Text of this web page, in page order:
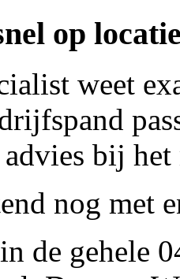
op
weet
bij
nog met
de gehele